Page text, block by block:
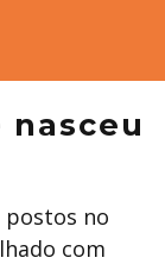
postos no
com